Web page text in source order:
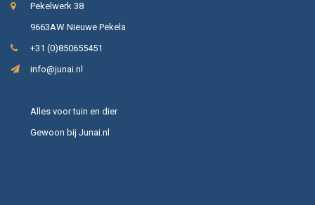
Pekelwerk 38
9663AW Nieuwe Pekela
+31 (0)850655451
info@junai.nl
Alles voor tuin en dier
Gewoon bij Junai.nl